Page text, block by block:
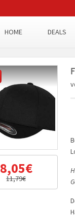
HOME DEALS
8,05€
11,79€